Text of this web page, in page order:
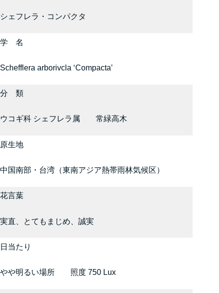
シェフレラ・コンパクタ
学 名
Schefflera arborivcla ‘Compacta’
分 類
ウコギ科 シェフレラ属 常緑高木
原生地
中国南部・台湾（東南アジア熱帯雨林気候区）
花言葉
実直、とてもまじめ、誠実
日当たり
やや明るい場所 照度 750 Lux